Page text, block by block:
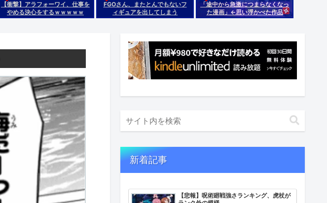
【衝撃】アラフォーワイ、仕事を
やめる決心をするｗｗｗｗｗ
FGOさん、またとんでもないフ
ィギュアを出してしまう
「途中から急激につまらなくなっ
た漫画」←思い浮かべた作品
www
新着記事
【悲報】呪術廻戦強さランキング、虎杖が